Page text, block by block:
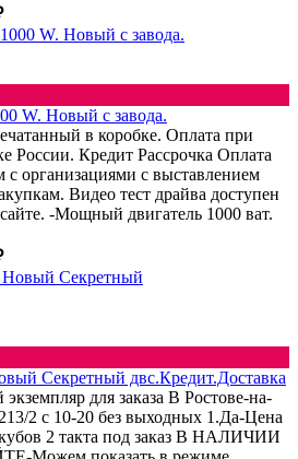
W. Новый с завода.
в коробке. Оплата при
России. Кредит Рассрочка Оплата
с организациями с выставлением
Видео тест драйва доступен
-Мощный двигатель 1000 ват.
Секретный двс.Кредит.Доставка
для заказа В Ростове-на-
2 с 10-20 без выходных 1.Да-Цена
кубов 2 такта под заказ В НАЛИЧИИ